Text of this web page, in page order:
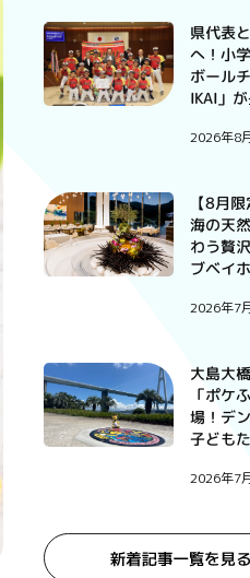
県代表
へ！小
ボール
IKAI」
2026年8
【8月
海の天
わう贅
ブベイ
の特別な
2026年7
大島大
「ポケ
場！デ
子ども
2026年7